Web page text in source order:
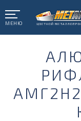
МЕНЮ